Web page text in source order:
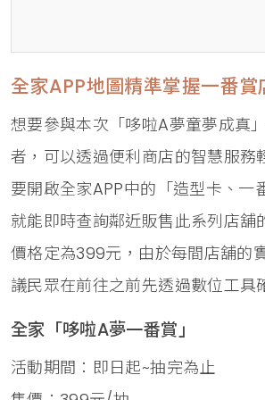
全家APP地圖精準掌握一番賞
想要參與本次「哆啦A夢童夢成真
者，可以透過便利商店的智慧服務
要開啟全家APP中的「造型卡、一
就能即時查詢鄰近販售此系列店舖
價格定為399元，由於每間店舖的
議民眾在前往之前先透過數位工具
全家「哆啦A夢一番賞」
活動期間：即日起~抽完為止